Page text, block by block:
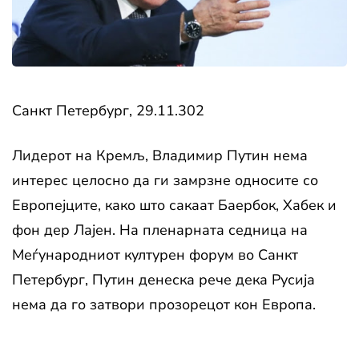
Санкт Петербург, 29.11.302
Лидерот на Кремљ, Владимир Путин нема
интерес целосно да ги замрзне односите со
Европејците, како што сакаат Баербок, Хабек и
фон дер Лајен. На пленарната седница на
Меѓународниот културен форум во Санкт
Петербург, Путин денеска рече дека Русија
нема да го затвори прозорецот кон Европа.